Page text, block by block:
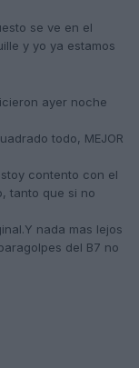
se ve en el
y yo ya estamos
ayer noche
todo, MEJOR
contento con el
tanto que si no
nada mas lejos
del B7 no